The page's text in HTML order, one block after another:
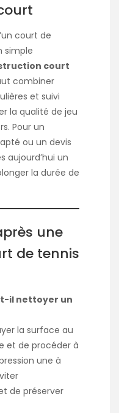
court de
simple
court
combiner
et suivi
la qualité de jeu
Pour un
ou un devis
aujourd’hui un
la durée de
une
de tennis
il nettoyer un
la surface au
et de procéder à
une à
de préserver